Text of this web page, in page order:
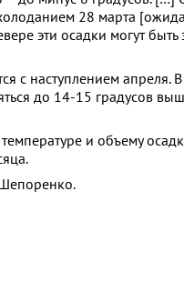
28 марта
эти осадки могут быть
с наступлением апреля.
до 14-15 градусов
и объему